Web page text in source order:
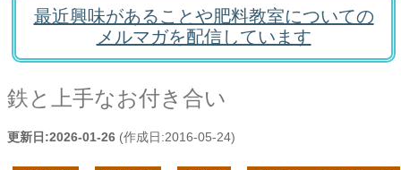
最近興味があることや肥料教室についての
メルマガを配信しています
鉄と上手なお付き合い
更新日:2026-01-26 (作成日:2016-05-24)